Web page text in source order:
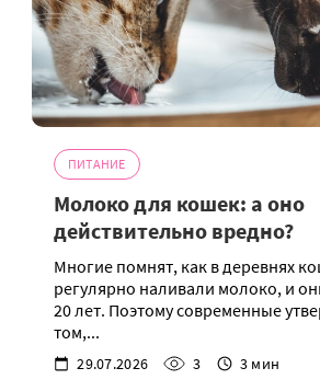
ПИТАНИЕ
Молоко для кошек: а оно
действительно вредно?
Многие помнят, как в деревнях
регулярно наливали молоко, и
20 лет. Поэтому современные
том,...
29.07.2026 3 3 мин